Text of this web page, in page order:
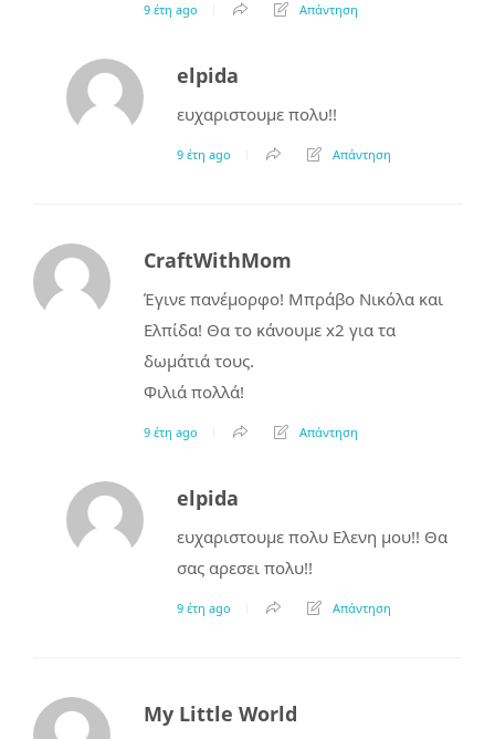
9 έτη ago Απάντηση
elpida
ευχαριστουμε πολυ!!
9 έτη ago Απάντηση
CraftWithMom
Έγινε πανέμορφο! Μπράβο Νικόλα και
Ελπίδα! Θα το κάνουμε x2 για τα
δωμάτιά τους.
Φιλιά πολλά!
9 έτη ago Απάντηση
elpida
ευχαριστουμε πολυ Ελενη μου!! Θα
σας αρεσει πολυ!!
9 έτη ago Απάντηση
My Little World